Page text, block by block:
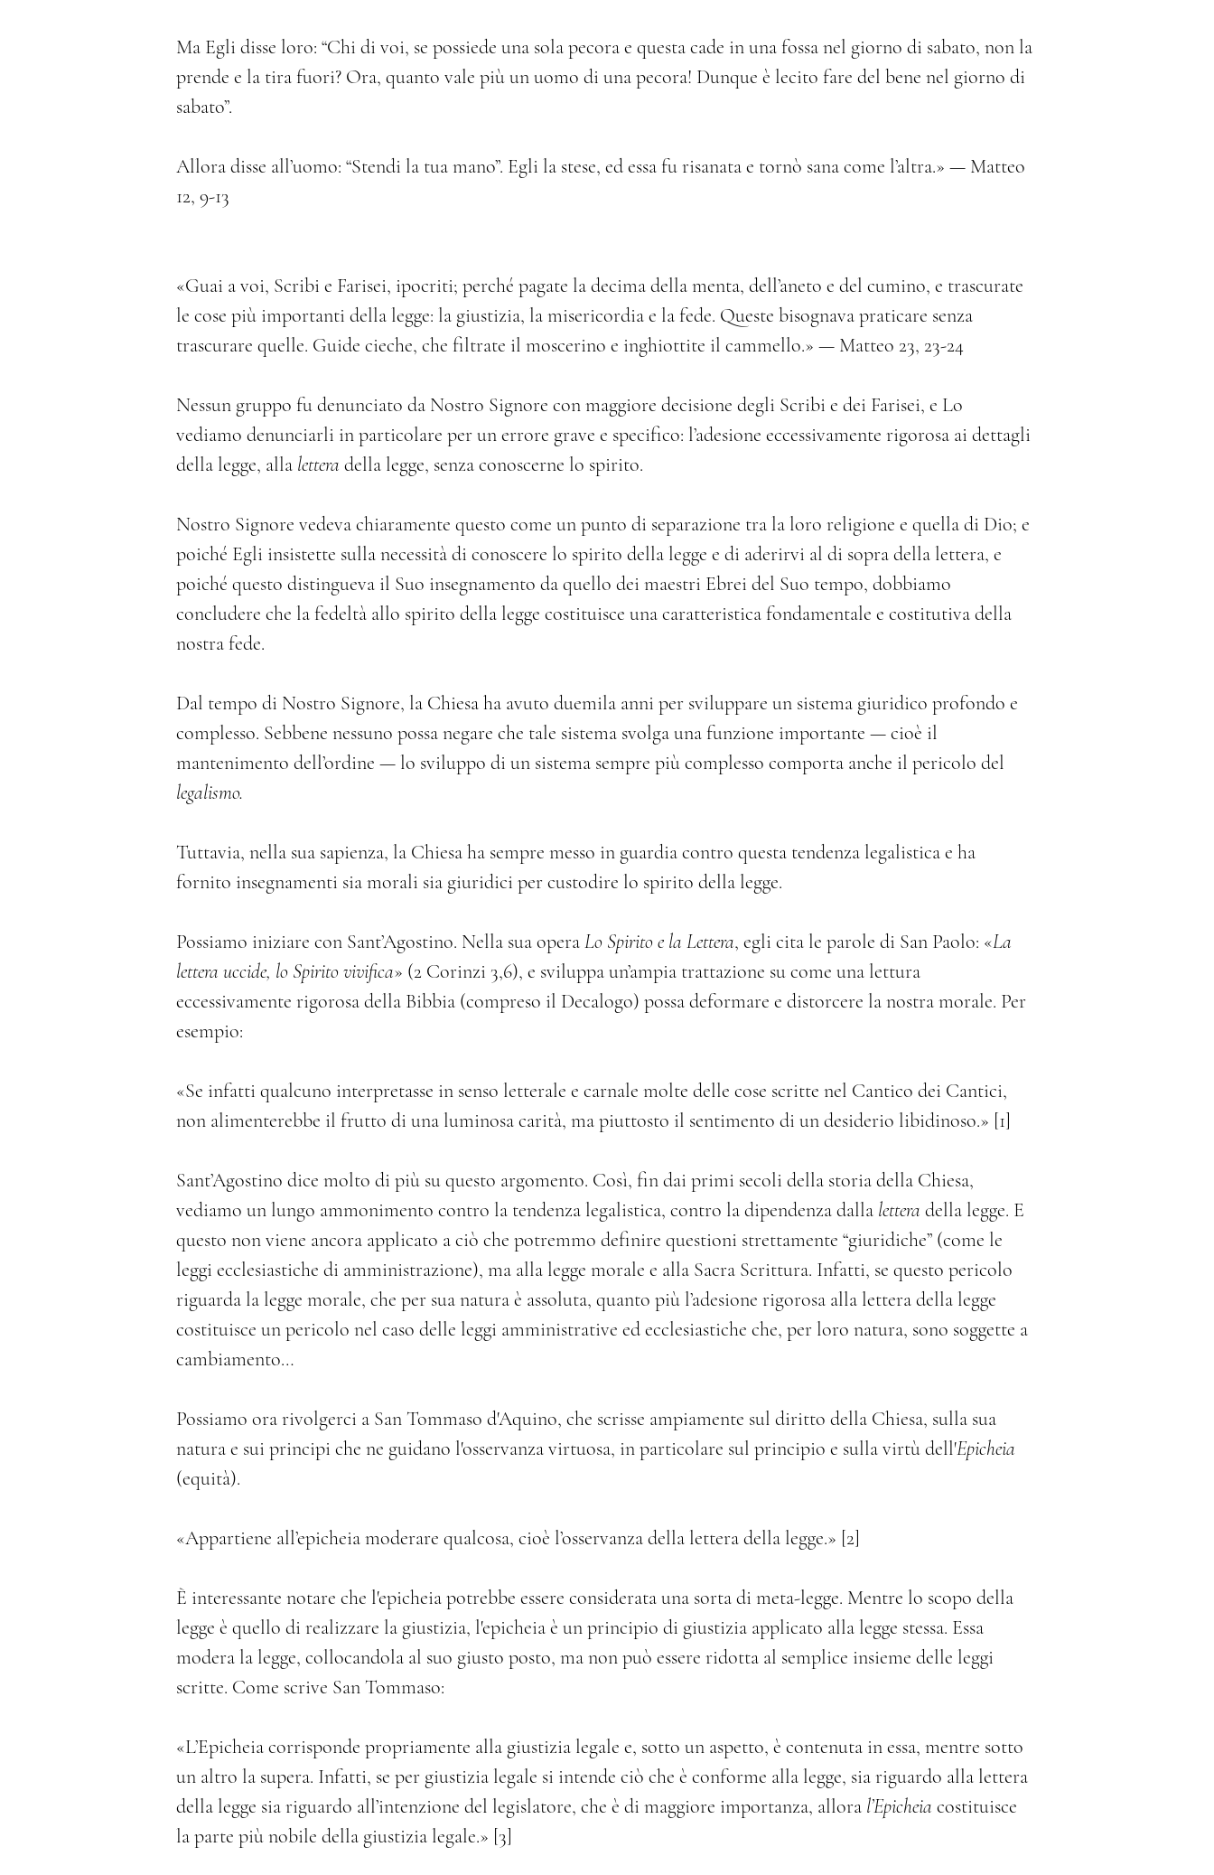
Ma Egli disse loro: “Chi di voi, se possiede una sola pecora e questa cade in una fossa nel giorno di sabato, non la
prende e la tira fuori? Ora, quanto vale più un uomo di una pecora! Dunque è lecito fare del bene nel giorno di
sabato”.
Allora disse all’uomo: “Stendi la tua mano”. Egli la stese, ed essa fu risanata e tornò sana come l’altra.» — Matteo
12, 9-13
«Guai a voi, Scribi e Farisei, ipocriti; perché pagate la decima della menta, dell’aneto e del cumino, e trascurate
le cose più importanti della legge: la giustizia, la misericordia e la fede. Queste bisognava praticare senza
trascurare quelle. Guide cieche, che filtrate il moscerino e inghiottite il cammello.» — Matteo 23, 23-24
Nessun gruppo fu denunciato da Nostro Signore con maggiore decisione degli Scribi e dei Farisei, e Lo
vediamo denunciarli in particolare per un errore grave e specifico: l’adesione eccessivamente rigorosa ai dettagli
della legge, alla lettera della legge, senza conoscerne lo spirito.
Nostro Signore vedeva chiaramente questo come un punto di separazione tra la loro religione e quella di Dio; e
poiché Egli insistette sulla necessità di conoscere lo spirito della legge e di aderirvi al di sopra della lettera, e
poiché questo distingueva il Suo insegnamento da quello dei maestri Ebrei del Suo tempo, dobbiamo
concludere che la fedeltà allo spirito della legge costituisce una caratteristica fondamentale e costitutiva della
nostra fede.
Dal tempo di Nostro Signore, la Chiesa ha avuto duemila anni per sviluppare un sistema giuridico profondo e
complesso. Sebbene nessuno possa negare che tale sistema svolga una funzione importante — cioè il
mantenimento dell’ordine — lo sviluppo di un sistema sempre più complesso comporta anche il pericolo del
legalismo.
Tuttavia, nella sua sapienza, la Chiesa ha sempre messo in guardia contro questa tendenza legalistica e ha
fornito insegnamenti sia morali sia giuridici per custodire lo spirito della legge.
Possiamo iniziare con Sant’Agostino. Nella sua opera Lo Spirito e la Lettera, egli cita le parole di San Paolo: «La
lettera uccide, lo Spirito vivifica» (2 Corinzi 3,6), e sviluppa un’ampia trattazione su come una lettura
eccessivamente rigorosa della Bibbia (compreso il Decalogo) possa deformare e distorcere la nostra morale. Per
esempio:
«Se infatti qualcuno interpretasse in senso letterale e carnale molte delle cose scritte nel Cantico dei Cantici,
non alimenterebbe il frutto di una luminosa carità, ma piuttosto il sentimento di un desiderio libidinoso.» [1]
Sant’Agostino dice molto di più su questo argomento. Così, fin dai primi secoli della storia della Chiesa,
vediamo un lungo ammonimento contro la tendenza legalistica, contro la dipendenza dalla lettera della legge. E
questo non viene ancora applicato a ciò che potremmo definire questioni strettamente “giuridiche” (come le
leggi ecclesiastiche di amministrazione), ma alla legge morale e alla Sacra Scrittura. Infatti, se questo pericolo
riguarda la legge morale, che per sua natura è assoluta, quanto più l’adesione rigorosa alla lettera della legge
costituisce un pericolo nel caso delle leggi amministrative ed ecclesiastiche che, per loro natura, sono soggette a
cambiamento…
Possiamo ora rivolgerci a San Tommaso d'Aquino, che scrisse ampiamente sul diritto della Chiesa, sulla sua
natura e sui principi che ne guidano l'osservanza virtuosa, in particolare sul principio e sulla virtù dell'Epicheia
(equità).
«Appartiene all’epicheia moderare qualcosa, cioè l’osservanza della lettera della legge.» [2]
È interessante notare che l'epicheia potrebbe essere considerata una sorta di meta-legge. Mentre lo scopo della
legge è quello di realizzare la giustizia, l'epicheia è un principio di giustizia applicato alla legge stessa. Essa
modera la legge, collocandola al suo giusto posto, ma non può essere ridotta al semplice insieme delle leggi
scritte. Come scrive San Tommaso:
«L’Epicheia corrisponde propriamente alla giustizia legale e, sotto un aspetto, è contenuta in essa, mentre sotto
un altro la supera. Infatti, se per giustizia legale si intende ciò che è conforme alla legge, sia riguardo alla lettera
della legge sia riguardo all’intenzione del legislatore, che è di maggiore importanza, allora l’Epicheia costituisce
la parte più nobile della giustizia legale.» [3]